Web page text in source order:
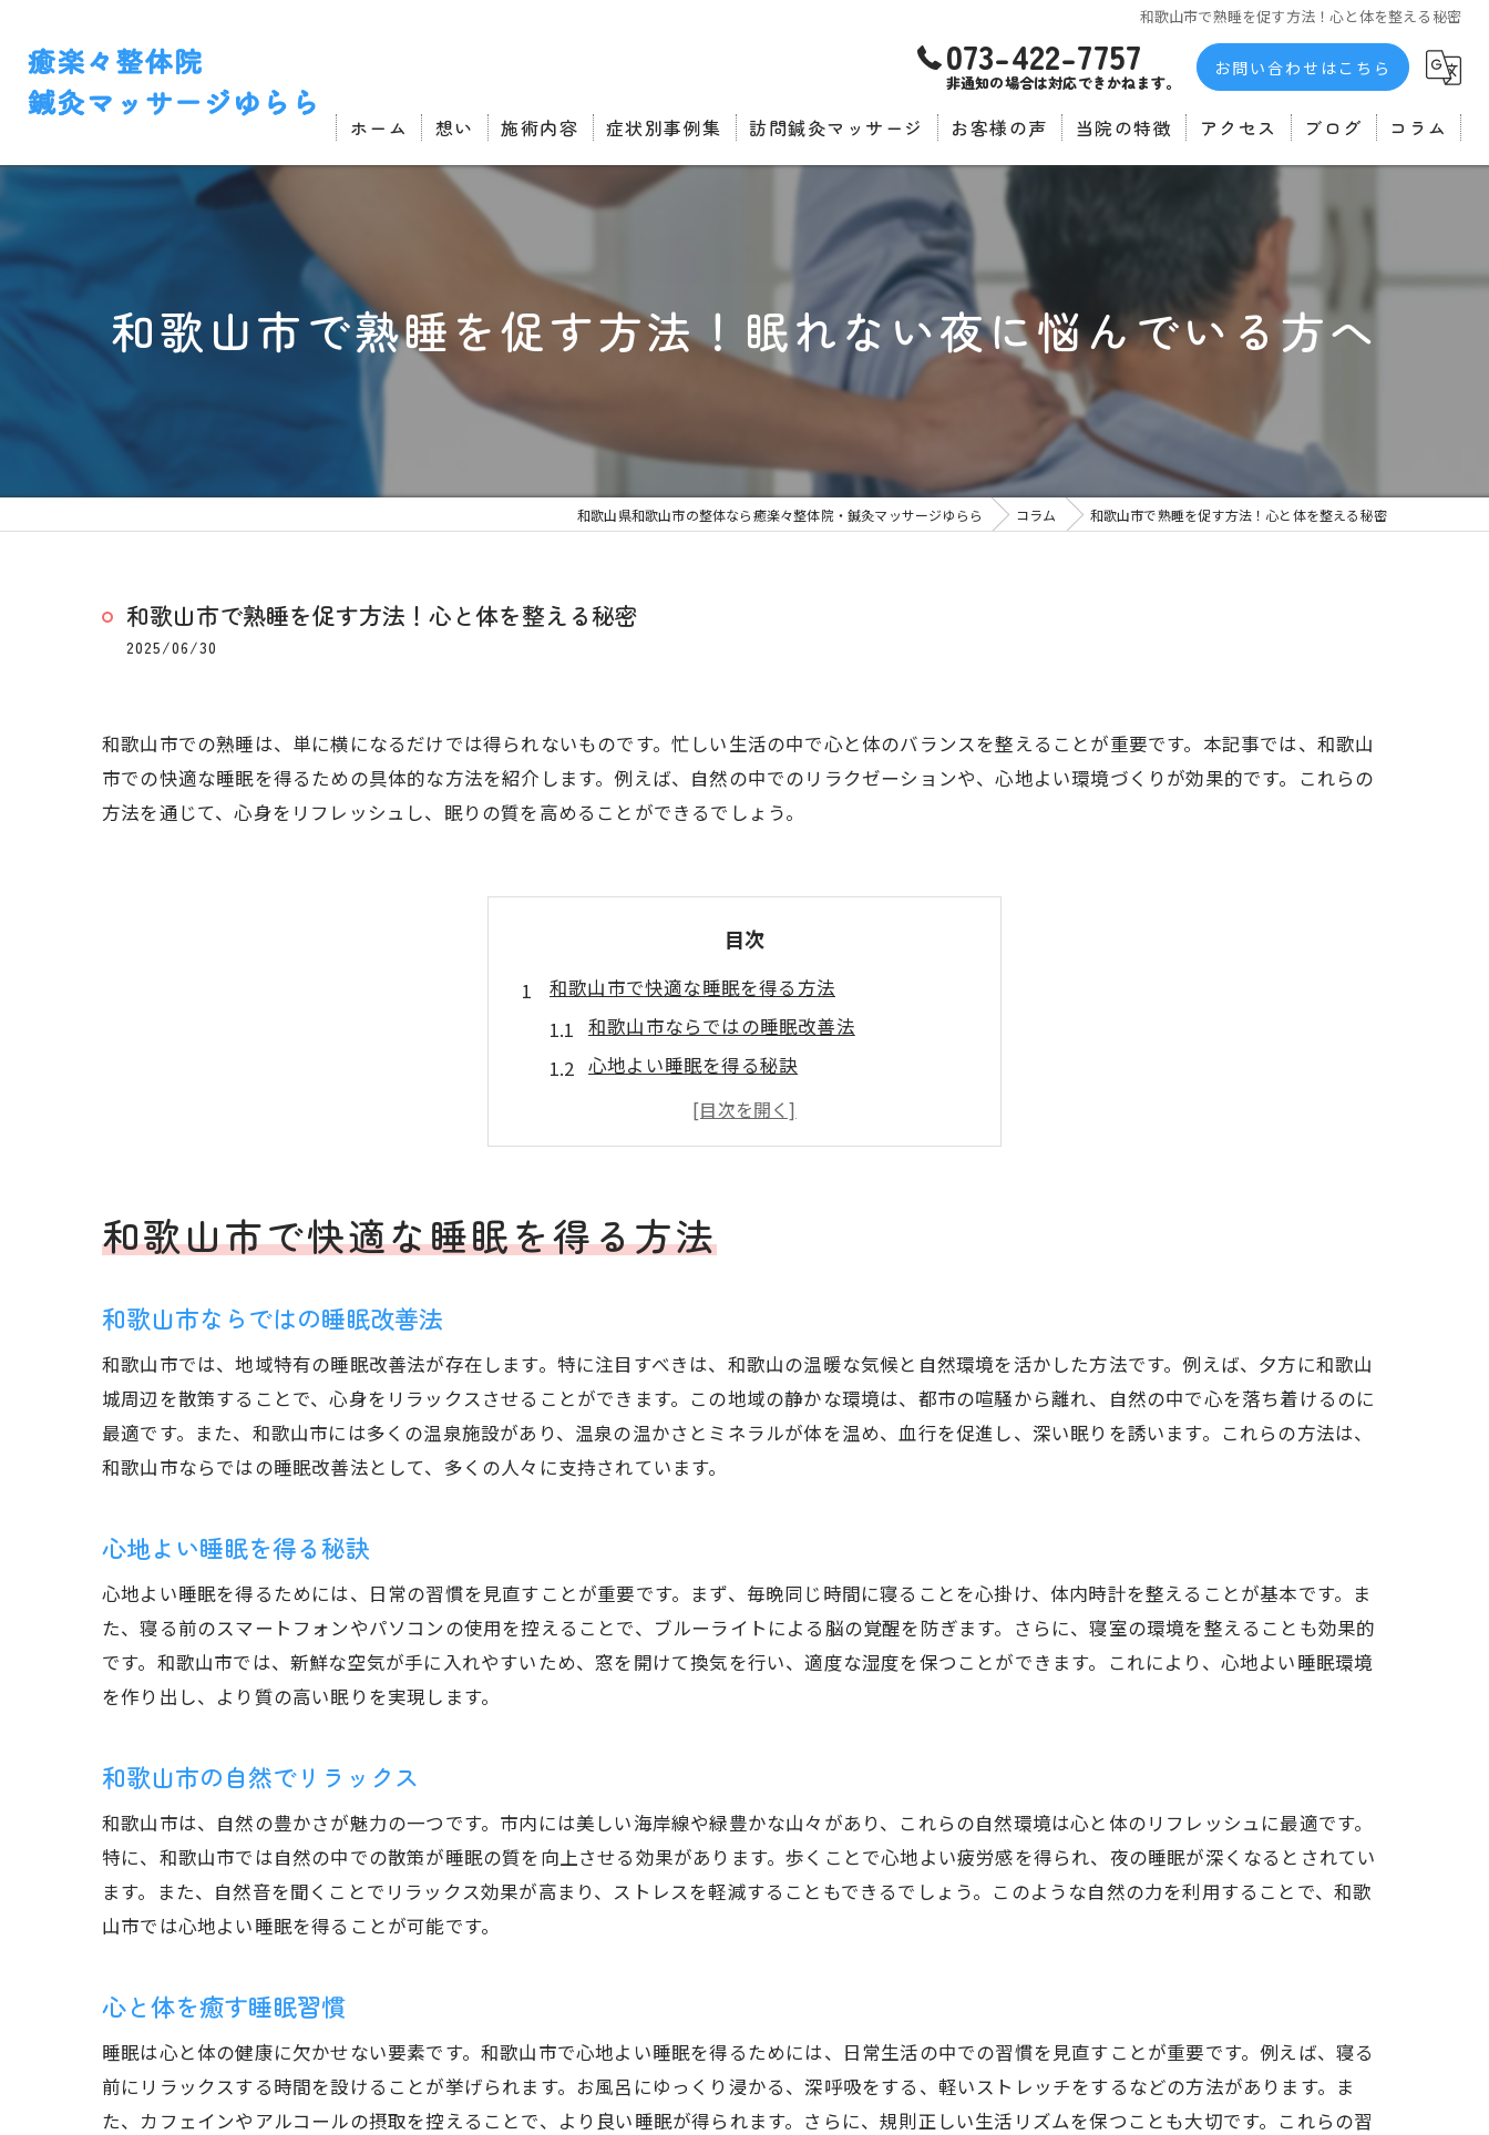
和歌山市で熟睡を促す方法！心と体を整える秘密
073-422-7757
非通知の場合は対応できかねます。
お問い合わせはこちら
ホーム 想い 施術内容 症状別事例集 訪問鍼灸マッサージ お客様の声
推薦者の声
当院の特徴
腰痛
アクセス ブログ コラム
和歌山市で熟睡を促す方法！眠れない夜に悩んでいる方へ
和歌山県和歌山市の整体なら癒楽々整体院・鍼灸マッサージゆらら コラム 和歌山市で熟睡を促す方法！心と体を整える秘密
和歌山市で熟睡を促す方法！心と体を整える秘密
2025/06/30
和歌山市での熟睡は、単に横になるだけでは得られないものです。忙しい生活の中で心と体のバランスを整えることが重要です。本記事では、和歌山
市での快適な睡眠を得るための具体的な方法を紹介します。例えば、自然の中でのリラクゼーションや、心地よい環境づくりが効果的です。これらの
方法を通じて、心身をリフレッシュし、眠りの質を高めることができるでしょう。
目次
和歌山市で快適な睡眠を得る方法
和歌山市ならではの睡眠改善法
心地よい睡眠を得る秘訣
和歌山市の自然でリラックス
心と体を癒す睡眠習慣
熟睡を促すための環境作り
心を和ませる和歌山市の睡眠法
和歌山市での心地よい休息法
心と体を整える睡眠法
睡眠の質を高める和歌山市の魅力
心地よい眠りを得るために
和歌山市での睡眠改善の秘訣
和歌山市の自然がもたらすリラックス
自然を活用した睡眠改善法
和歌山市での熟睡を促す環境作り
快適な睡眠環境の整え方
和歌山市で快適な睡眠を得る方法
和歌山市ならではの睡眠改善法
和歌山市では、地域特有の睡眠改善法が存在します。特に注目すべきは、和歌山の温暖な気候と自然環境を活かした方法です。例えば、夕方に和歌山
城周辺を散策することで、心身をリラックスさせることができます。この地域の静かな環境は、都市の喧騒から離れ、自然の中で心を落ち着けるのに
最適です。また、和歌山市には多くの温泉施設があり、温泉の温かさとミネラルが体を温め、血行を促進し、深い眠りを誘います。これらの方法は、
和歌山市ならではの睡眠改善法として、多くの人々に支持されています。
心地よい睡眠を得る秘訣
心地よい睡眠を得るためには、日常の習慣を見直すことが重要です。まず、毎晩同じ時間に寝ることを心掛け、体内時計を整えることが基本です。ま
た、寝る前のスマートフォンやパソコンの使用を控えることで、ブルーライトによる脳の覚醒を防ぎます。さらに、寝室の環境を整えることも効果的
です。和歌山市では、新鮮な空気が手に入れやすいため、窓を開けて換気を行い、適度な湿度を保つことができます。これにより、心地よい睡眠環境
を作り出し、より質の高い眠りを実現します。
和歌山市の自然でリラックス
和歌山市は、自然の豊かさが魅力の一つです。市内には美しい海岸線や緑豊かな山々があり、これらの自然環境は心と体のリフレッシュに最適です。
特に、和歌山市では自然の中での散策が睡眠の質を向上させる効果があります。歩くことで心地よい疲労感を得られ、夜の睡眠が深くなるとされてい
ます。また、自然音を聞くことでリラックス効果が高まり、ストレスを軽減することもできるでしょう。このような自然の力を利用することで、和歌
山市では心地よい睡眠を得ることが可能です。
心と体を癒す睡眠習慣
睡眠は心と体の健康に欠かせない要素です。和歌山市で心地よい睡眠を得るためには、日常生活の中での習慣を見直すことが重要です。例えば、寝る
前にリラックスする時間を設けることが挙げられます。お風呂にゆっくり浸かる、深呼吸をする、軽いストレッチをするなどの方法があります。ま
た、カフェインやアルコールの摂取を控えることで、より良い睡眠が得られます。さらに、規則正しい生活リズムを保つことも大切です。これらの習